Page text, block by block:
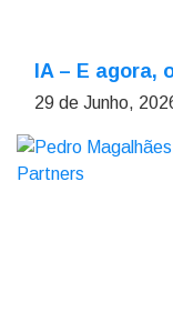
IA – E agora,
29 de Junho,